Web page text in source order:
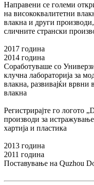
Направени се големи
на висококвалитетни
влакна и други
сличните странски
2017 година
2014 година
Соработуваше со
клучна лабораторија за
влакна, развивајќи врвни
влакна
Регистрирајте го логото
производи за
хартија и пластика
2013 година
2011 година
Поставување на Quzhou